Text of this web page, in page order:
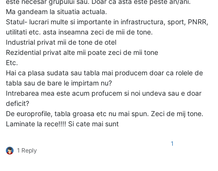
Ma gandeam la situatia actuala.
Statul- lucrari multe si importante in infrastructura, sport, PNRR,
utilitati etc. asta inseamna zeci de mii de tone.
Industrial privat mii de tone de otel
Rezidential privat alte mii poate zeci de mii tone
Etc.
Hai ca plasa sudata sau tabla mai producem doar ca rolele de
tabla sau de bare le impirtam nu?
Intrebarea mea este acum profucem si noi undeva sau e doar
deficit?
De europrofile, tabla groasa etc nu mai spun. Zeci de mij tone.
Laminate la rece!!!! Si cate mai sunt
1 Reply
1